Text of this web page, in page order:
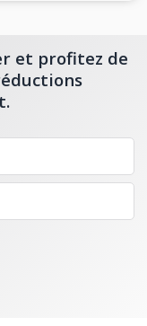
et profitez de